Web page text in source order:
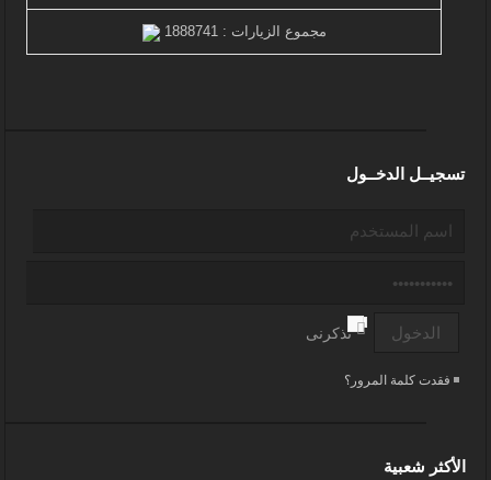
مجموع الزيارات : 1888741
تسجيــل الدخــول
تذكرنى
فقدت كلمة المرور؟
الأكثر شعبية